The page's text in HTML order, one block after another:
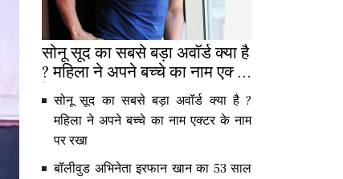
सोनू सूद का सबसे बड़ा अवॉर्ड क्या है
? महिला ने अपने बच्चे का नाम एक्टर
के नाम पर रखा
सोनू सूद का सबसे बड़ा अवॉर्ड क्या है ?
महिला ने अपने बच्चे का नाम एक्टर के नाम
पर रखा
बॉलीवुड अभिनेता इरफान खान का 53 साल